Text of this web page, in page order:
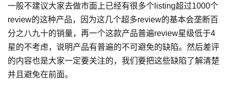
一般不建议大家去做市面上已经有很多个listing超过1000个
review的这种产品，因为这几个超多review的基本会垄断百
分之八九十的销量，再一个这款产品普遍review星级低于4
星的不考虑，说明产品有普遍的不可避免的缺陷。然后差评
的内容也是大家一定要关注的，我们要把这些缺陷了解清楚
并且避免在前面。